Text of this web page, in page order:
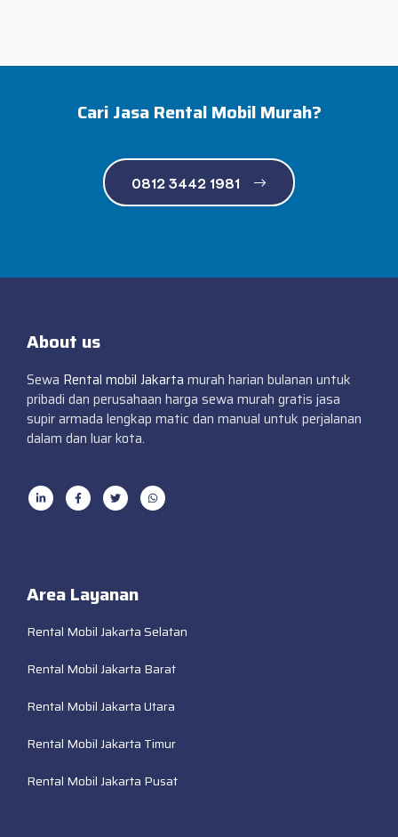
Cari Jasa Rental Mobil Murah?
0812 3442 1981
About us
Sewa Rental mobil Jakarta murah harian bulanan untuk
pribadi dan perusahaan harga sewa murah gratis jasa
supir armada lengkap matic dan manual untuk perjalanan
dalam dan luar kota.
Area Layanan
Rental Mobil Jakarta Selatan
Rental Mobil Jakarta Barat
Rental Mobil Jakarta Utara
Rental Mobil Jakarta Timur
Rental Mobil Jakarta Pusat